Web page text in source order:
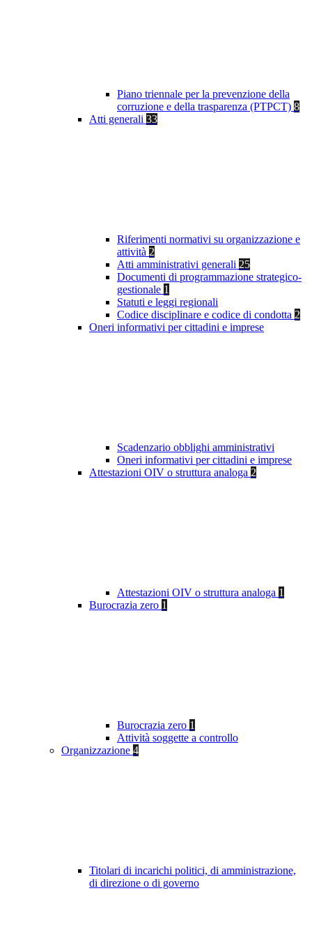
Piano triennale per la prevenzione della
corruzione e della trasparenza (PTPCT) 8
Atti generali 33
Riferimenti normativi su organizzazione e
attività 2
Atti amministrativi generali 25
Documenti di programmazione strategico-
gestionale 1
Statuti e leggi regionali
Codice disciplinare e codice di condotta 2
Oneri informativi per cittadini e imprese
Scadenzario obblighi amministrativi
Oneri informativi per cittadini e imprese
Attestazioni OIV o struttura analoga 2
Attestazioni OIV o struttura analoga 1
Burocrazia zero 1
Burocrazia zero 1
Attività soggette a controllo
Organizzazione 4
Titolari di incarichi politici, di amministrazione,
di direzione o di governo